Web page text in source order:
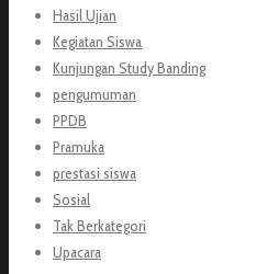
Hasil Ujian
Kegiatan Siswa
Kunjungan Study Banding
pengumuman
PPDB
Pramuka
prestasi siswa
Sosial
Tak Berkategori
Upacara